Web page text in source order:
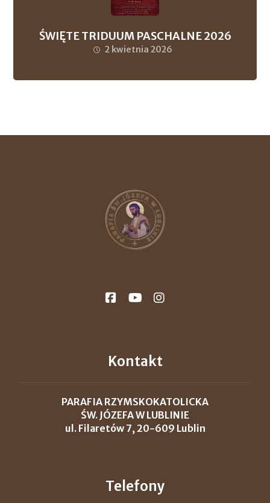
ŚWIĘTE TRIDUUM PASCHALNE 2026
2 kwietnia 2026
Kontakt
PARAFIA RZYMSKOKATOLICKA
ŚW. JÓZEFA W LUBLINIE
ul. Filaretów 7, 20-609 Lublin
Telefony